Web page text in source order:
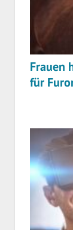
Frauen
für